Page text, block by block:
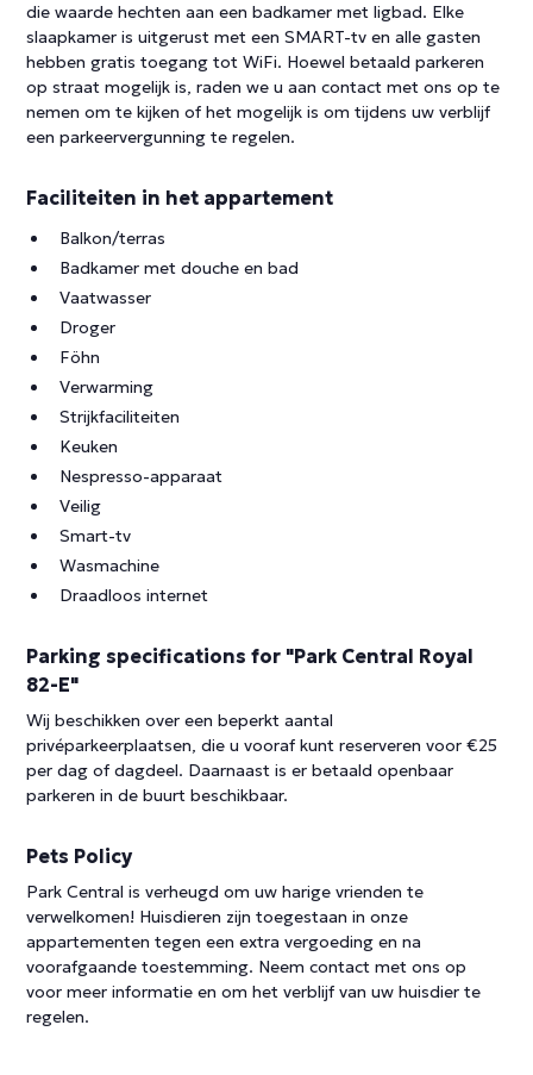
die waarde hechten aan een badkamer met ligbad. Elke
slaapkamer is uitgerust met een SMART-tv en alle gasten
hebben gratis toegang tot WiFi. Hoewel betaald parkeren
op straat mogelijk is, raden we u aan contact met ons op te
nemen om te kijken of het mogelijk is om tijdens uw verblijf
een parkeervergunning te regelen.
Faciliteiten in het appartement
Balkon/terras
Badkamer met douche en bad
Vaatwasser
Droger
Föhn
Verwarming
Strijkfaciliteiten
Keuken
Nespresso-apparaat
Veilig
Smart-tv
Wasmachine
Draadloos internet
Parking specifications for "Park Central Royal
82-E"
Wij beschikken over een beperkt aantal
privéparkeerplaatsen, die u vooraf kunt reserveren voor €25
per dag of dagdeel. Daarnaast is er betaald openbaar
parkeren in de buurt beschikbaar.
Pets Policy
Park Central is verheugd om uw harige vrienden te
verwelkomen! Huisdieren zijn toegestaan in onze
appartementen tegen een extra vergoeding en na
voorafgaande toestemming. Neem contact met ons op
voor meer informatie en om het verblijf van uw huisdier te
regelen.